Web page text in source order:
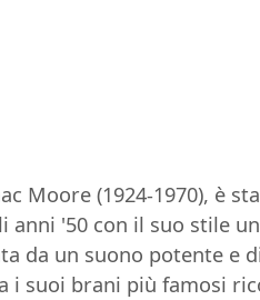
Moore (1924-1970), è
'50 con il suo stile
da un suono potente
i suoi brani più famosi